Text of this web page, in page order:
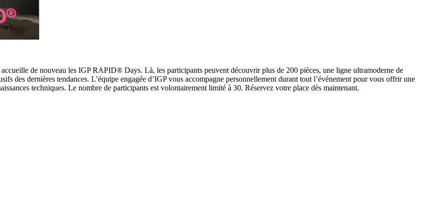
de nouveau les IGP RAPID® Days. Là, les participants peuvent découvrir plus de 200 pièces, une ligne ultramoderne de
des dernières tendances. L’équipe engagée d’IGP vous accompagne personnellement durant tout l’événement pour vous offrir une
techniques. Le nombre de participants est volontairement limité à 30. Réservez votre place dès maintenant.